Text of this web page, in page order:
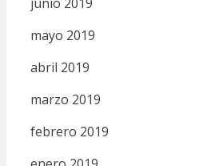
mayo 2019
abril 2019
marzo 2019
febrero 2019